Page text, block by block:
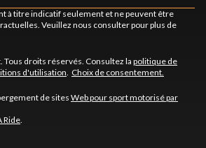
à titre indicatif seulement et ne peuvent être
Veuillez nous consulter pour plus de
droits réservés. Consultez la politique de
d'utilisation. Choix de consentement.
de sitesWeb pour sport motorisé par
Ride.